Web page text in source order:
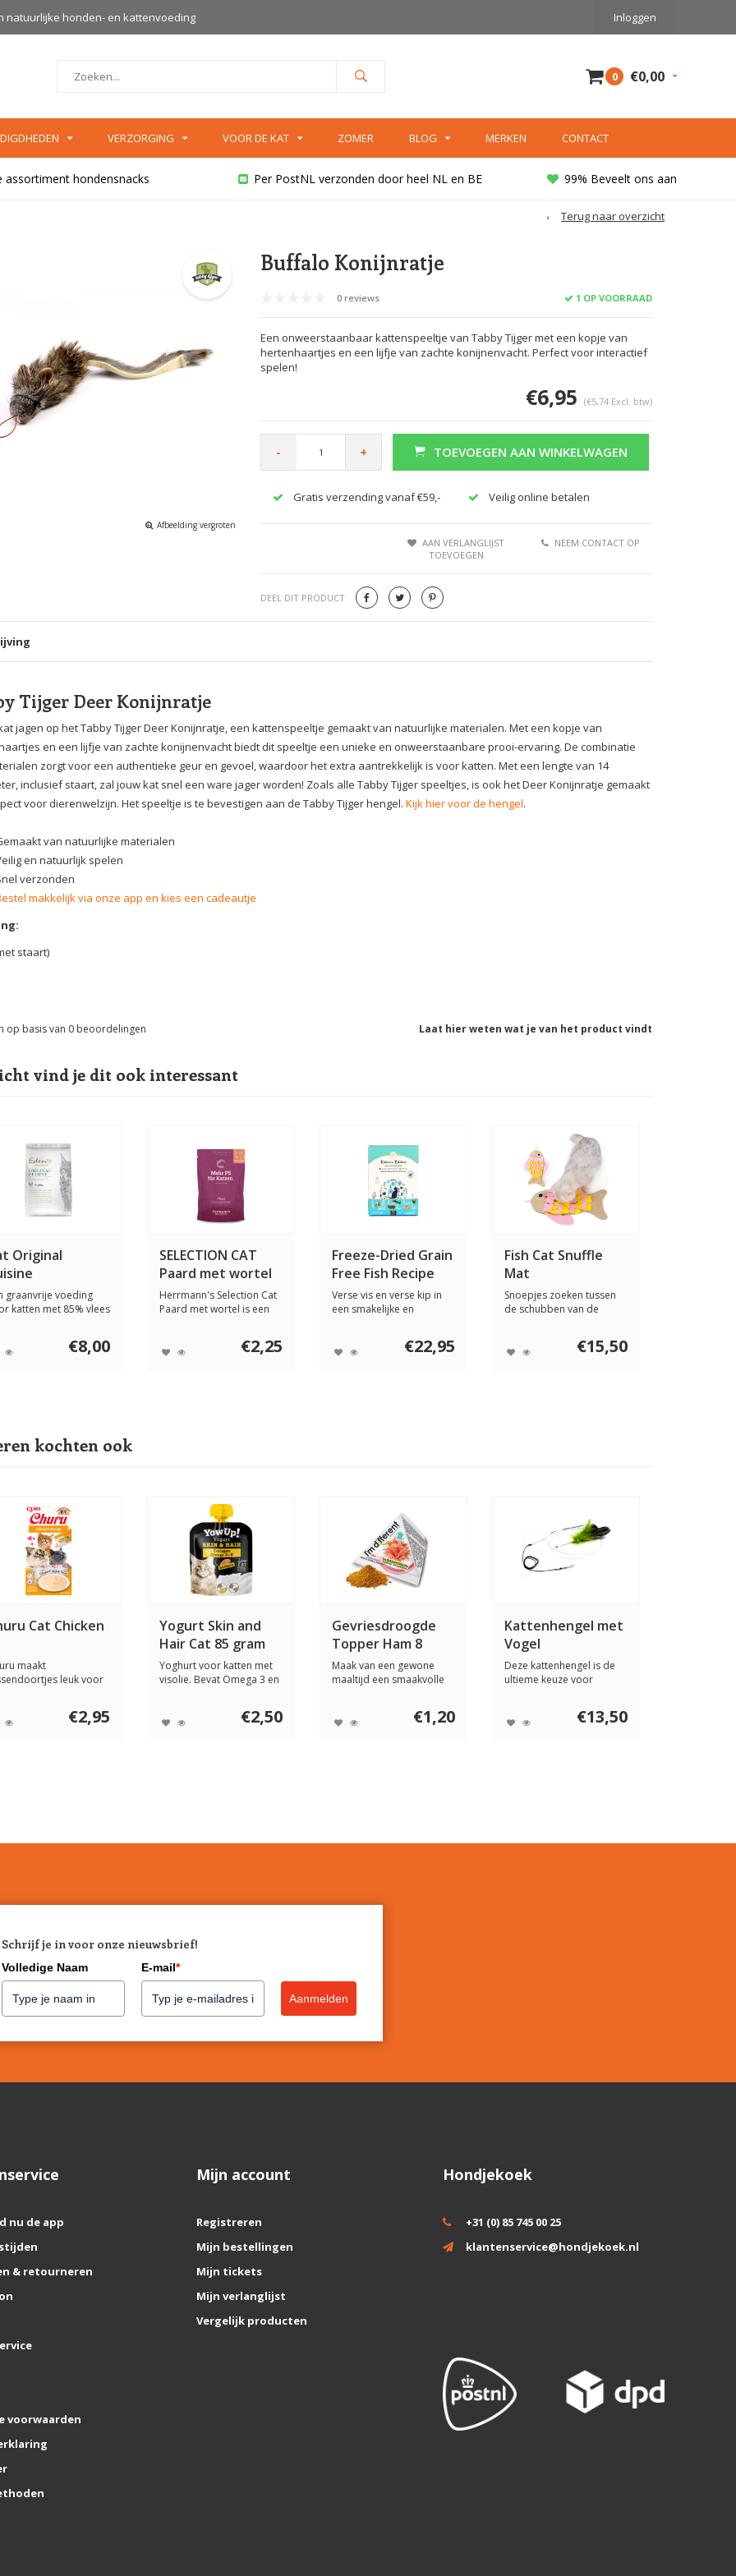
natuurlijke honden- en kattenvoeding Inloggen
0 €0,00
VERZORGING VOOR DE KAT ZOMER BLOG MERKEN CONTACT
assortiment hondensnacks Per PostNL verzonden door heel NL en BE 99% Beveelt ons aan
Terug naar overzicht
Afbeelding vergroten
Buffalo Konijnratje
0 reviews 1 OP VOORRAAD
Een onweerstaanbaar kattenspeeltje van Tabby Tijger met een kopje van
hertenhaartjes en een lijfje van zachte konijnenvacht. Perfect voor interactief
spelen!
€6,95 (€5,74 Excl. btw)
- + TOEVOEGEN AAN WINKELWAGEN
Gratis verzending vanaf €59,- Veilig online betalen
AAN VERLANGLIJST
TOEVOEGEN
NEEM CONTACT OP
DEEL DIT PRODUCT
Tijger Deer Konijnratje
jagen op het Tabby Tijger Deer Konijnratje, een kattenspeeltje gemaakt van natuurlijke materialen. Met een kopje van
en een lijfje van zachte konijnenvacht biedt dit speeltje een unieke en onweerstaanbare prooi-ervaring. De combinatie
zorgt voor een authentieke geur en gevoel, waardoor het extra aantrekkelijk is voor katten. Met een lengte van 14
inclusief staart, zal jouw kat snel een ware jager worden! Zoals alle Tabby Tijger speeltjes, is ook het Deer Konijnratje gemaakt
voor dierenwelzijn. Het speeltje is te bevestigen aan de Tabby Tijger hengel. Kijk hier voor de hengel.
van natuurlijke materialen
en natuurlijk spelen
verzonden
makkelijk via onze app en kies een cadeautje
staart)
Laat hier weten wat je van het product vindt
op basis van 0 beoordelingen
vind je dit ook interessant
Original
graanvrije voeding
katten met 85% vlees
€8,00
SELECTION CAT
Paard met wortel
100 gram
Herrmann's Selection Cat
Paard met wortel is een
€2,25
Freeze-Dried Grain
Free Fish Recipe
For Cats
Verse vis en verse kip in
een smakelijke en
€22,95
Fish Cat Snuffle
Mat
Snoepjes zoeken tussen
de schubben van de
€15,50
kochten ook
Cat Chicken
maakt
leuk voor
€2,95
Yogurt Skin and
Hair Cat 85 gram
Yoghurt voor katten met
visolie. Bevat Omega 3 en
€2,50
Gevriesdroogde
Topper Ham 8
gram
Maak van een gewone
maaltijd een smaakvolle
€1,20
Kattenhengel met
Vogel
Deze kattenhengel is de
ultieme keuze voor
€13,50
Schrijf je in voor onze nieuwsbrief!
Volledige Naam E-mail*
Aanmelden
nu de app
& retourneren
voorwaarden
Mijn account
Registreren
Mijn bestellingen
Mijn tickets
Mijn verlanglijst
Vergelijk producten
Hondjekoek
+31 (0) 85 745 00 25
klantenservice@hondjekoek.nl